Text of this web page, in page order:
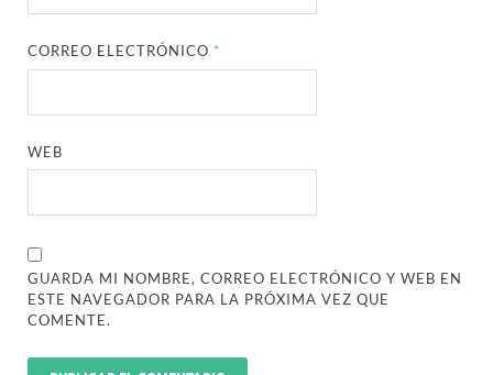
CORREO ELECTRÓNICO *
WEB
GUARDA MI NOMBRE, CORREO ELECTRÓNICO Y WEB EN
ESTE NAVEGADOR PARA LA PRÓXIMA VEZ QUE
COMENTE.